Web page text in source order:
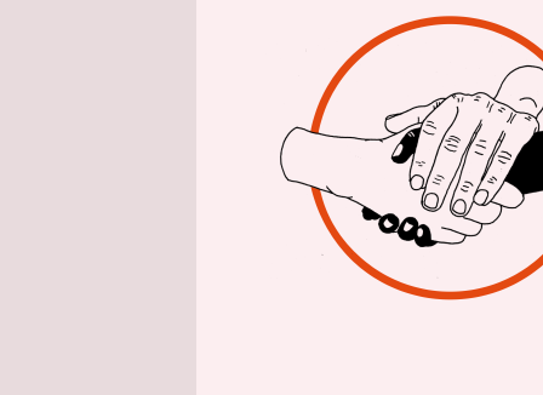
Ist der
März
scheint
haben,
liegen die
rund
Und
Chef